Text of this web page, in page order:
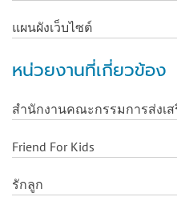
แผนผังเว็บไซต์
หน่วยงานที่เกี่ยวข้อง
สำนักงานคณะกรรมการส่งเ
Friend For Kids
รักลูก